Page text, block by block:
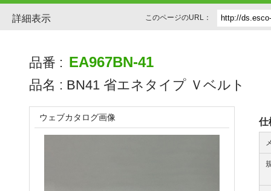
詳細表示 このページのURL：
品番 : EA967BN-41
品名 : BN41 省エネタイプ Ｖベルト
仕
ウェブカタログ画像